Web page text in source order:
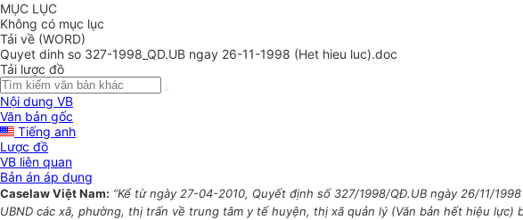
MỤC LỤC
Không có mục lục
Tải về (WORD)
Quyet dinh so 327-1998_QD.UB ngay 26-11-1998 (Het hieu luc).doc
Tải lược đồ
Nội dung VB
Văn bản gốc
Tiếng anh
Lược đồ
VB liên quan
Bản án áp dụng
Caselaw Việt Nam: “Kể từ ngày 27-04-2010, Quyết định số 327/1998/QĐ.UB ngày 26/11/
UBND các xã, phường, thị trấn về trung tâm y tế huyện, thị xã quản lý (Văn bản hết hiệu lực)